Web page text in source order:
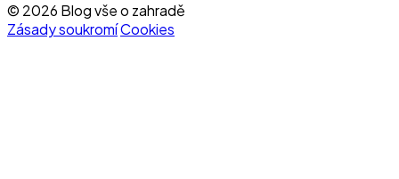
© 2026 Blog vše o zahradě
Zásady soukromíCookies